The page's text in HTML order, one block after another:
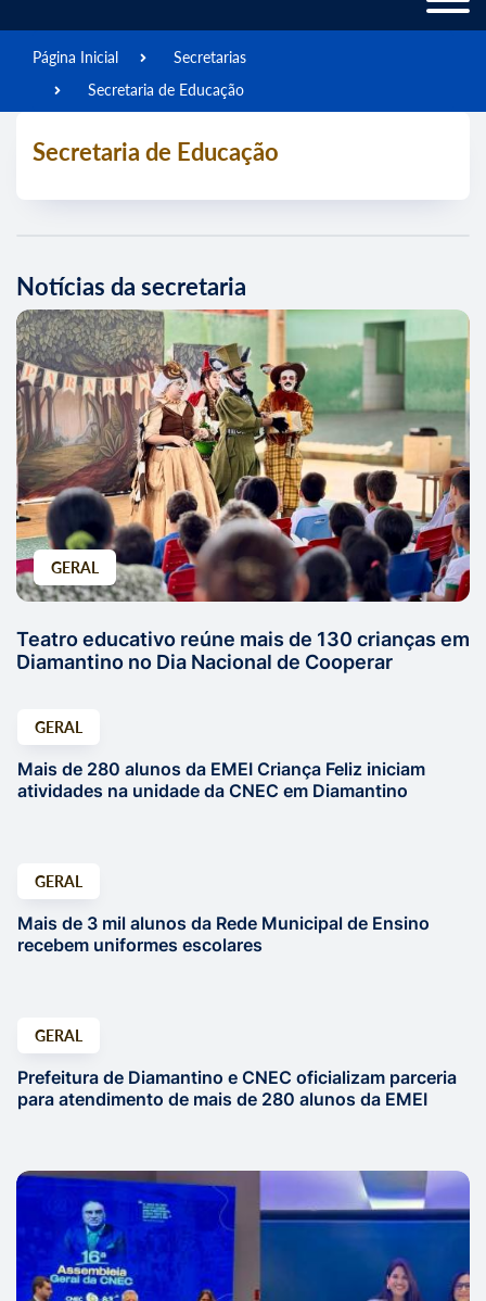
Página Inicial
Secretarias
Secretaria de Educação
Secretaria de Educação
Notícias da secretaria
GERAL
Teatro educativo reúne mais de 130 crianças em
Diamantino no Dia Nacional de Cooperar
GERAL
Mais de 280 alunos da EMEI Criança Feliz iniciam
atividades na unidade da CNEC em Diamantino
GERAL
Mais de 3 mil alunos da Rede Municipal de Ensino
recebem uniformes escolares
GERAL
Prefeitura de Diamantino e CNEC oficializam parceria
para atendimento de mais de 280 alunos da EMEI